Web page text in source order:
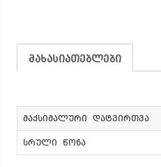
მახასიათებლები
მაქსიმალური დატვირთვა
სრული წონა